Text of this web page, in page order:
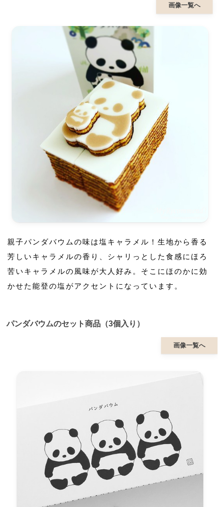
画像一覧へ
親子パンダバウムの味は塩キャラメル！生地から香る
芳しいキャラメルの香り、シャリっとした食感にほろ
苦いキャラメルの風味が大人好み。そこにほのかに効
かせた能登の塩がアクセントになっています。
パンダバウムのセット商品（3個入り）
画像一覧へ